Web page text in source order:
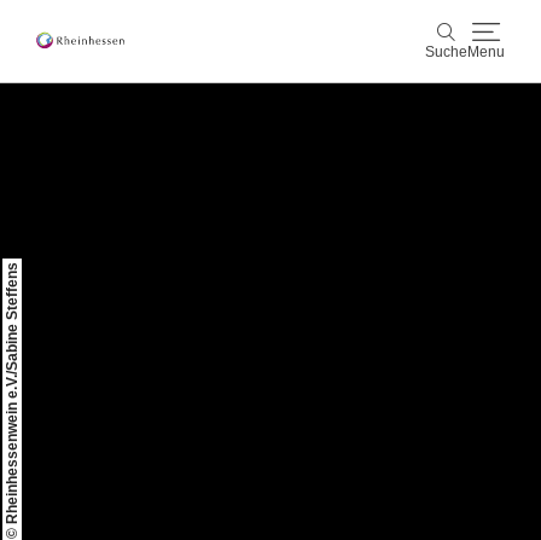
Suche Menu
© Rheinhessenwein e.V./Sabine Steffens